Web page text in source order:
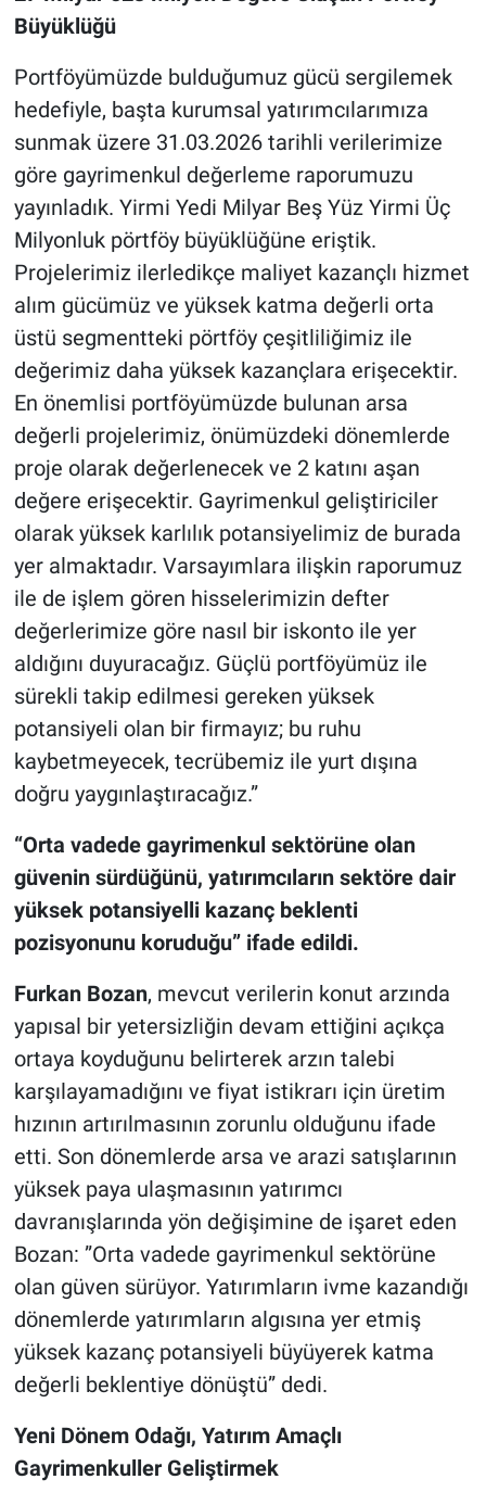
Büyüklüğü
Portföyümüzde bulduğumuz gücü sergilemek
hedefiyle, başta kurumsal yatırımcılarımıza
sunmak üzere 31.03.2026 tarihli verilerimize
göre gayrimenkul değerleme raporumuzu
yayınladık. Yirmi Yedi Milyar Beş Yüz Yirmi Üç
Milyonluk pörtföy büyüklüğüne eriştik.
Projelerimiz ilerledikçe maliyet kazançlı hizmet
alım gücümüz ve yüksek katma değerli orta
üstü segmentteki pörtföy çeşitliliğimiz ile
değerimiz daha yüksek kazançlara erişecektir.
En önemlisi portföyümüzde bulunan arsa
değerli projelerimiz, önümüzdeki dönemlerde
proje olarak değerlenecek ve 2 katını aşan
değere erişecektir. Gayrimenkul geliştiriciler
olarak yüksek karlılık potansiyelimiz de burada
yer almaktadır. Varsayımlara ilişkin raporumuz
ile de işlem gören hisselerimizin defter
değerlerimize göre nasıl bir iskonto ile yer
aldığını duyuracağız. Güçlü portföyümüz ile
sürekli takip edilmesi gereken yüksek
potansiyeli olan bir firmayız; bu ruhu
kaybetmeyecek, tecrübemiz ile yurt dışına
doğru yaygınlaştıracağız.”
“Orta vadede gayrimenkul sektörüne olan
güvenin sürdüğünü, yatırımcıların sektöre dair
yüksek potansiyelli kazanç beklenti
pozisyonunu koruduğu” ifade edildi.
Furkan Bozan, mevcut verilerin konut arzında
yapısal bir yetersizliğin devam ettiğini açıkça
ortaya koyduğunu belirterek arzın talebi
karşılayamadığını ve fiyat istikrarı için üretim
hızının artırılmasının zorunlu olduğunu ifade
etti. Son dönemlerde arsa ve arazi satışlarının
yüksek paya ulaşmasının yatırımcı
davranışlarında yön değişimine de işaret eden
Bozan: ”Orta vadede gayrimenkul sektörüne
olan güven sürüyor. Yatırımların ivme kazandığı
dönemlerde yatırımların algısına yer etmiş
yüksek kazanç potansiyeli büyüyerek katma
değerli beklentiye dönüştü” dedi.
Yeni Dönem Odağı, Yatırım Amaçlı
Gayrimenkuller Geliştirmek